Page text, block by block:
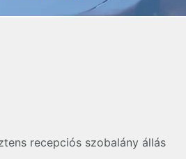
recepciós szobalány állás